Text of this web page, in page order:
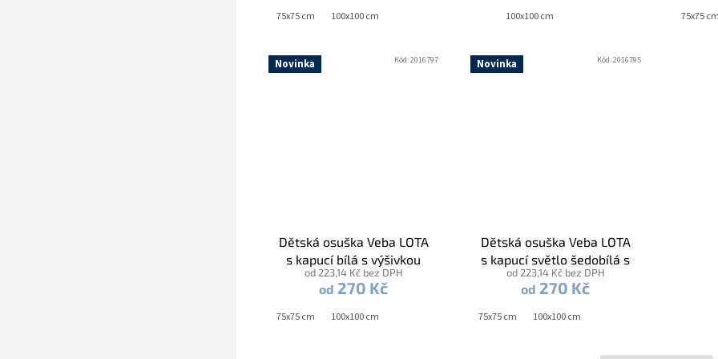
75x75 cm 100x100 cm 100x100 cm 75x75 cm
Novinka
Dětská osuška Veba LOTA
s kapucí bílá s výšivkou
Zebra černá lemovka
od 223,14 Kč bez DPH
od 270 Kč
75x75 cm 100x100 cm
Kód:2016797 Novinka
Dětská osuška Veba LOTA
s kapucí světlo šedobílá s
výšivkou Zebra šedá
lemovka
od 223,14 Kč bez DPH
od 270 Kč
75x75 cm 100x100 cm
Kód:2016795